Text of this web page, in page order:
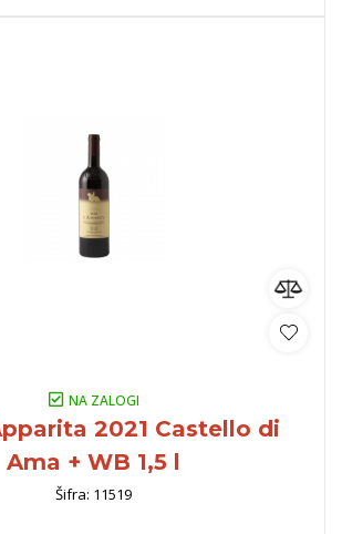
NA ZALOGI
2021 Castello di
Ama + WB 1,5 l
Šifra: 11519